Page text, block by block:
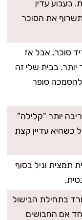
בעבוע עדין
את הסוכר
סוכר, אבל אז
יותר. בבית שלי זה
להסמכה סופר
יותר "קלילה"
כשהיא עדיין קצת
תמצית וניל בסוף
בתחילת הבישול
אם החבושים